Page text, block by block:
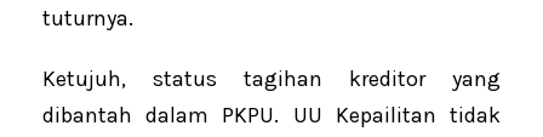
tuturnya.
Ketujuh, status tagihan kreditor yang
dibantah dalam PKPU. UU Kepailitan tidak